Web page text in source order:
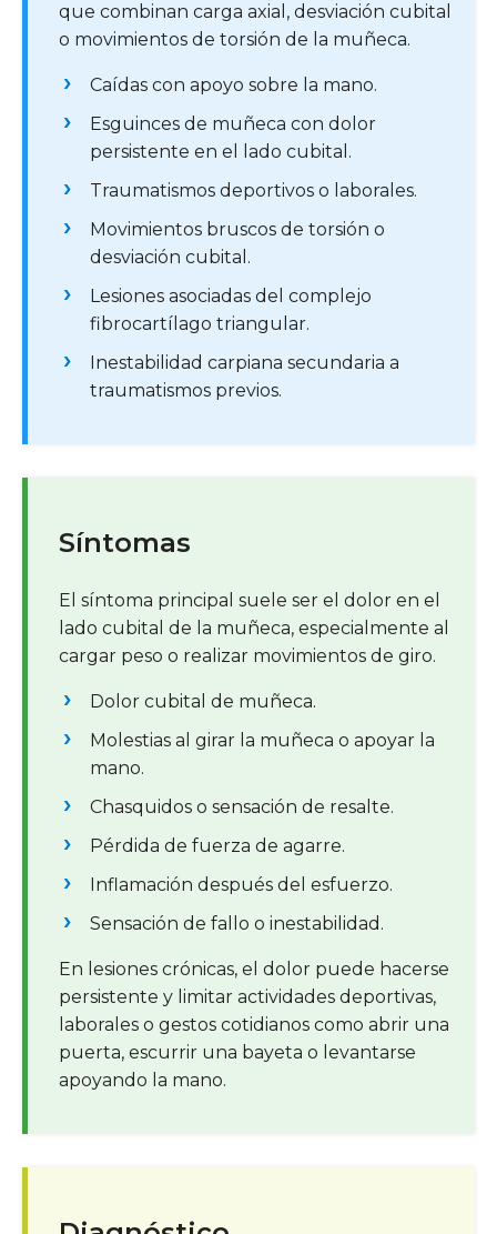
que combinan carga axial, desviación cubital
o movimientos de torsión de la muñeca.
Caídas con apoyo sobre la mano.
Esguinces de muñeca con dolor
persistente en el lado cubital.
Traumatismos deportivos o laborales.
Movimientos bruscos de torsión o
desviación cubital.
Lesiones asociadas del complejo
fibrocartílago triangular.
Inestabilidad carpiana secundaria a
traumatismos previos.
Síntomas
El síntoma principal suele ser el dolor en el
lado cubital de la muñeca, especialmente al
cargar peso o realizar movimientos de giro.
Dolor cubital de muñeca.
Molestias al girar la muñeca o apoyar la
mano.
Chasquidos o sensación de resalte.
Pérdida de fuerza de agarre.
Inflamación después del esfuerzo.
Sensación de fallo o inestabilidad.
En lesiones crónicas, el dolor puede hacerse
persistente y limitar actividades deportivas,
laborales o gestos cotidianos como abrir una
puerta, escurrir una bayeta o levantarse
apoyando la mano.